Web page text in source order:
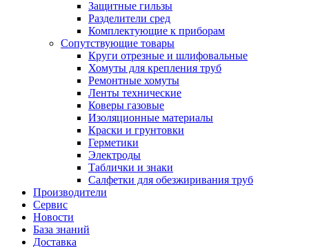
Защитные гильзы
Разделители сред
Комплектующие к приборам
Сопутствующие товары
Круги отрезные и шлифовальные
Хомуты для крепления труб
Ремонтные хомуты
Ленты технические
Коверы газовые
Изоляционные материалы
Краски и грунтовки
Герметики
Электроды
Таблички и знаки
Салфетки для обезжиривания труб
Производители
Сервис
Новости
База знаний
Доставка